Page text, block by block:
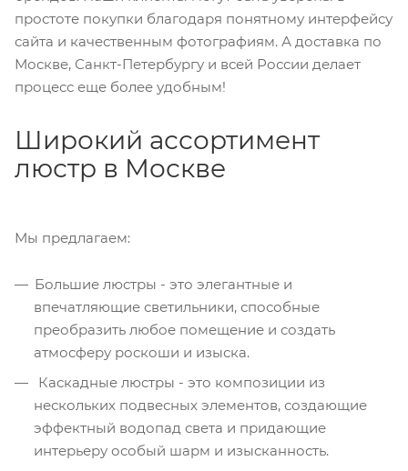
простоте покупки благодаря понятному интерфейсу
сайта и качественным фотографиям. А доставка по
Москве, Санкт-Петербургу и всей России делает
процесс еще более удобным!
Широкий ассортимент
люстр в Москве
Мы предлагаем:
Большие люстры - это элегантные и
впечатляющие светильники, способные
преобразить любое помещение и создать
атмосферу роскоши и изыска.
Каскадные люстры - это композиции из
нескольких подвесных элементов, создающие
эффектный водопад света и придающие
интерьеру особый шарм и изысканность.